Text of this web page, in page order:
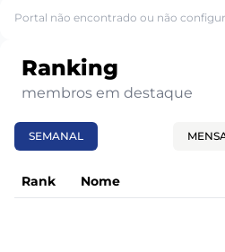
Portal não encontrado ou não
Ranking
membros em destaque
SEMANAL
Rank Nome